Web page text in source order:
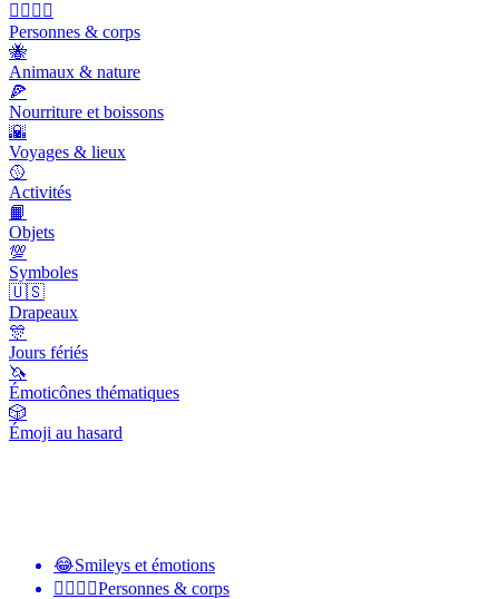
👩‍❤️‍💋‍👨
Personnes & corps
🐝
Animaux & nature
🍕
Nourriture et boissons
🌇
Voyages & lieux
🥎
Activités
📙
Objets
💯
Symboles
🇺🇸
Drapeaux
🎊
Jours fériés
🦄
Émoticônes thématiques
🎲
Émoji au hasard
😂Smileys et émotions
👩‍❤️‍💋‍👨Personnes & corps